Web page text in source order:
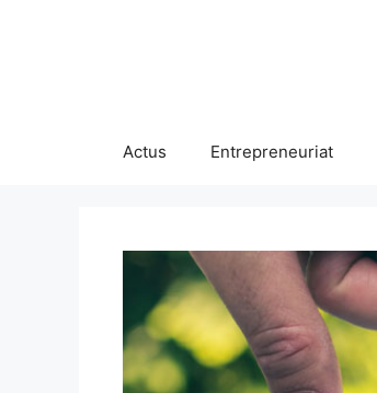
Actus Entrepreneuriat